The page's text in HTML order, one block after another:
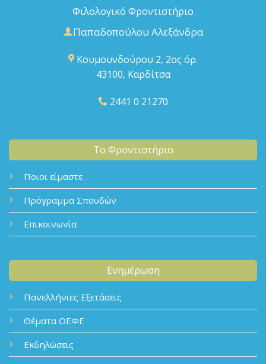
Φιλολογικό Φροντιστήριο
Παπαδοπούλου Αλεξάνδρα
Κουμουνδούρου 2, 2ος όρ.
43100, Καρδίτσα
2441 0 21270
Το Φροντιστήριο
Ποιοι είμαστε
Πρόγραμμα Σπουδών
Επικοινωνία
Ενημέρωση
Πανελλήνιες Εξετάσεις
Θέματα ΟΕΦΕ
Εκδηλώσεις